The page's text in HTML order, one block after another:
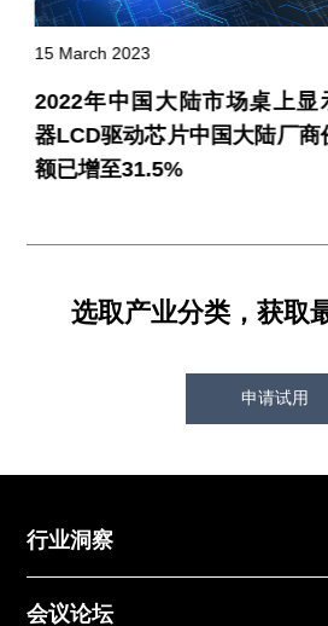
15 March 2023
2022年中国大陆市场桌上显
器LCD驱动芯片中国大陆厂商
额已增至31.5%
选取产业分类，获取
申请试用
行业洞察
会议论坛